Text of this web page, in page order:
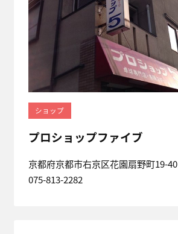
ショップ
プロショップファイブ
京都府京都市右京区花園扇野町19-40
075-813-2282